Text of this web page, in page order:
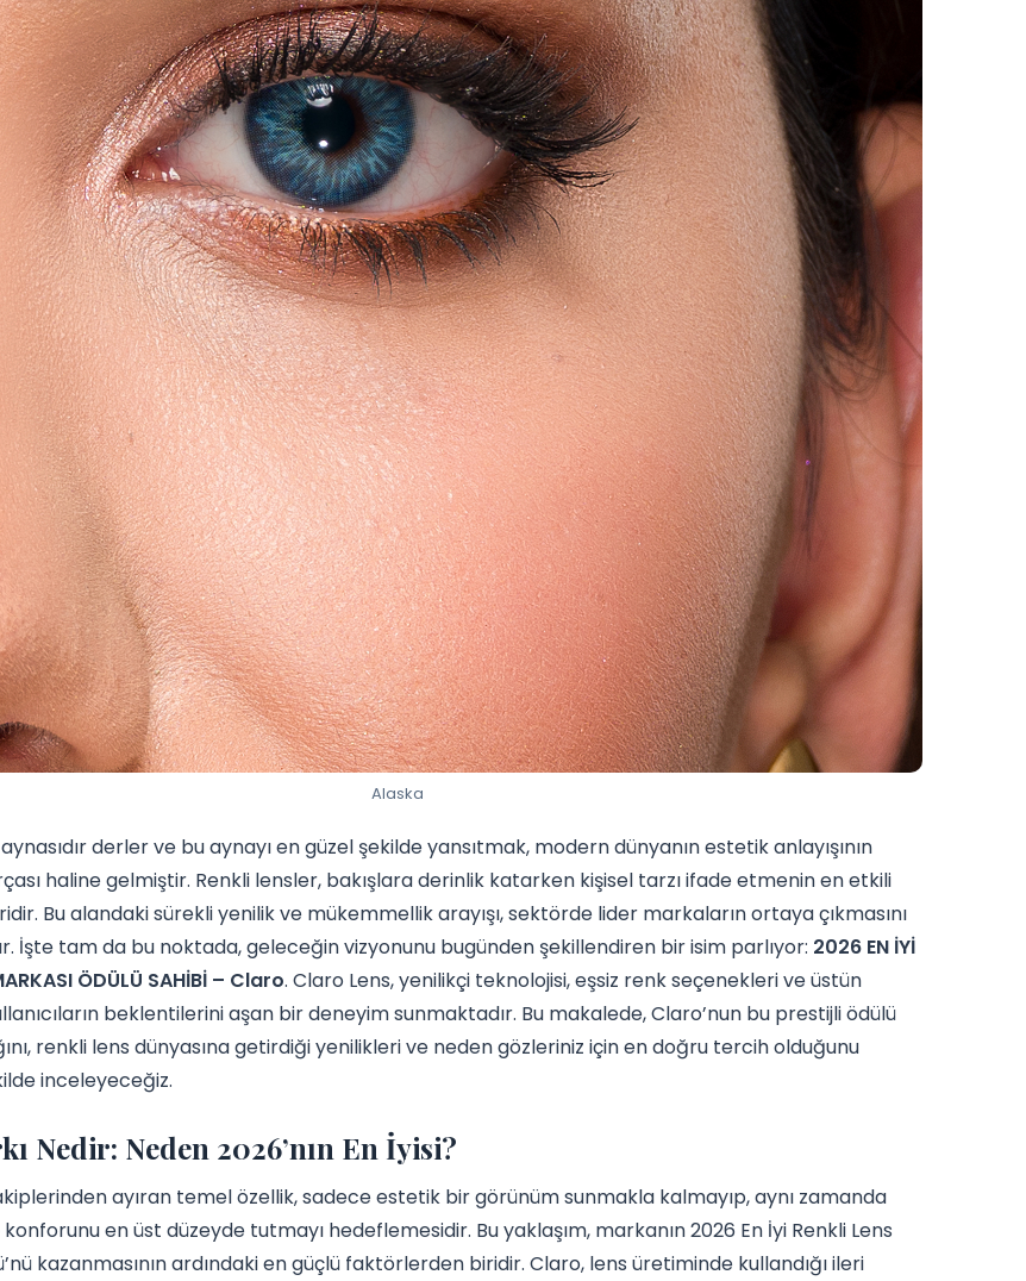
Alaska
derler ve bu aynayı en güzel şekilde yansıtmak, modern dünyanın estetik anlayışının
haline gelmiştir. Renkli lensler, bakışlara derinlik katarken kişisel tarzı ifade etmenin en etkili
Bu alandaki sürekli yenilik ve mükemmellik arayışı, sektörde lider markaların ortaya çıkmasını
İşte tam da bu noktada, geleceğin vizyonunu bugünden şekillendiren bir isim parlıyor: 2026 EN İYİ
ÖDÜLÜ SAHİBİ – Claro. Claro Lens, yenilikçi teknolojisi, eşsiz renk seçenekleri ve üstün
beklentilerini aşan bir deneyim sunmaktadır. Bu makalede, Claro’nun bu prestijli ödülü
renkli lens dünyasına getirdiği yenilikleri ve neden gözleriniz için en doğru tercih olduğunu
inceleyeceğiz.
Nedir: Neden 2026’nın En İyisi?
ayıran temel özellik, sadece estetik bir görünüm sunmakla kalmayıp, aynı zamanda
konforunu en üst düzeyde tutmayı hedeflemesidir. Bu yaklaşım, markanın 2026 En İyi Renkli Lens
kazanmasının ardındaki en güçlü faktörlerden biridir. Claro, lens üretiminde kullandığı ileri